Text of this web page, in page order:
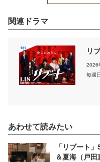
関連ドラマ
リ
2026
毎週
あわせて読みたい
「リブート
＆夏海（戸